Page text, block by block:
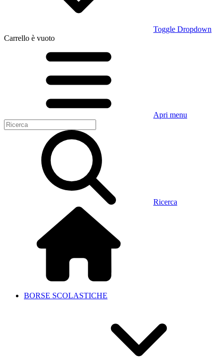
Toggle Dropdown
Carrello è vuoto
Apri menu
Ricerca
BORSE SCOLASTICHE